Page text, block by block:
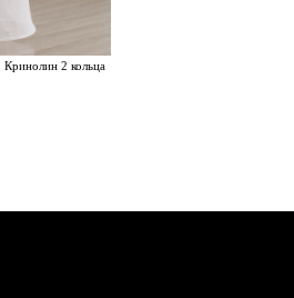
Кринолин 2 кольца